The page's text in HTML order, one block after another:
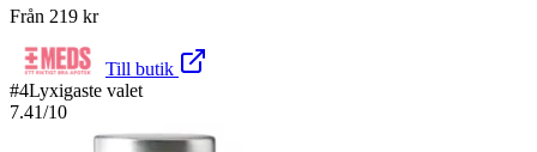
Från 219 kr
Till butik
#4Lyxigaste valet
7.41/10